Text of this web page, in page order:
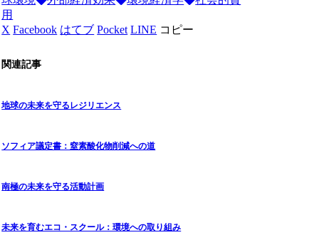
用
X Facebook はてブ Pocket LINE コピー
関連記事
地球の未来を守るレジリエンス
ソフィア議定書：窒素酸化物削減への道
南極の未来を守る活動計画
未来を育むエコ・スクール：環境への取り組み